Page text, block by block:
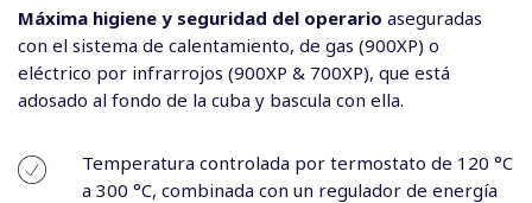
Máxima higiene y seguridad del operario aseguradas
con el sistema de calentamiento, de gas (900XP) o
eléctrico por infrarrojos (900XP & 700XP), que está
adosado al fondo de la cuba y bascula con ella.
Temperatura controlada por termostato de 120 °C
a 300 °C, combinada con un regulador de energía